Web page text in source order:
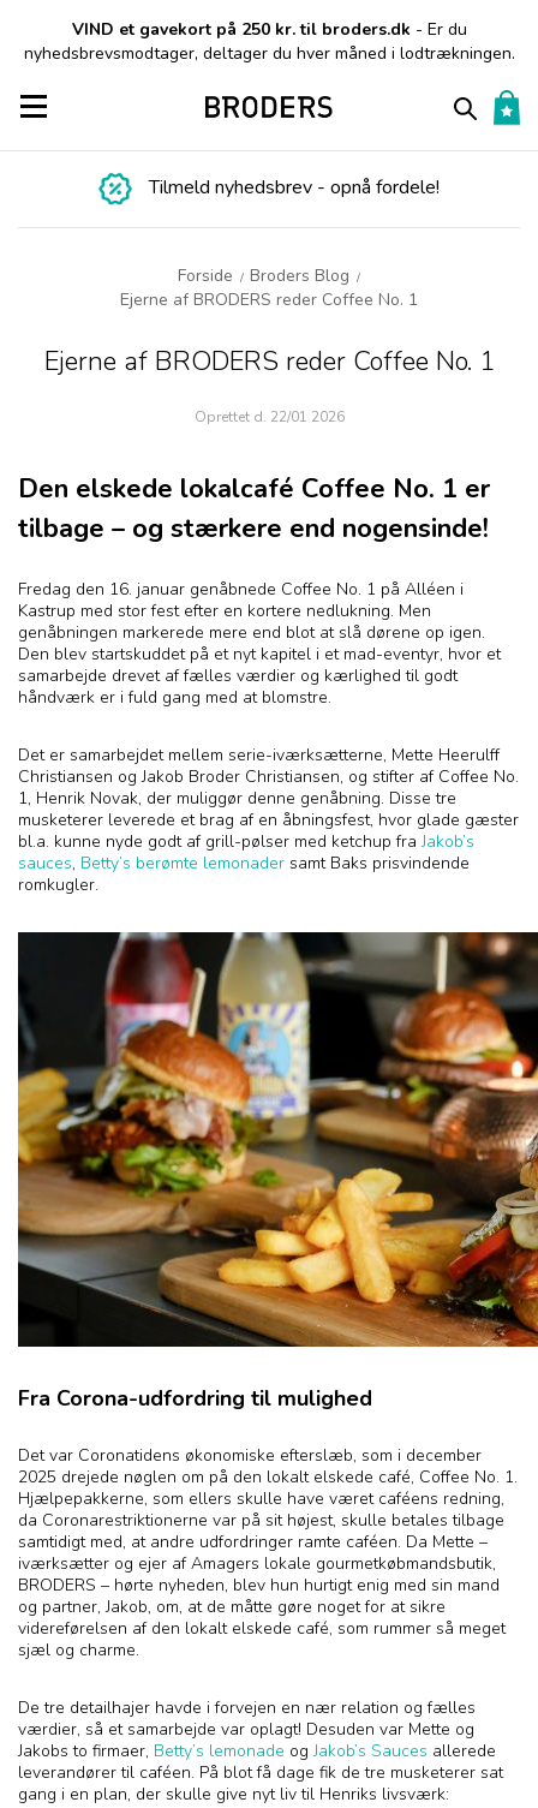
VIND et gavekort på 250 kr. til broders.dk - Er du
nyhedsbrevsmodtager, deltager du hver måned i lodtrækningen.
Toggle navigation
Tilmeld nyhedsbrev - opnå fordele!
Forside / Broders Blog /
Ejerne af BRODERS reder Coffee No. 1
Ejerne af BRODERS reder Coffee No. 1
Oprettet d. 22/01 2026
Den elskede lokalcafé Coffee No. 1 er
tilbage – og stærkere end nogensinde!
Fredag den 16. januar genåbnede Coffee No. 1 på Alléen i
Kastrup med stor fest efter en kortere nedlukning. Men
genåbningen markerede mere end blot at slå dørene op igen.
Den blev startskuddet på et nyt kapitel i et mad-eventyr, hvor et
samarbejde drevet af fælles værdier og kærlighed til godt
håndværk er i fuld gang med at blomstre.
Det er samarbejdet mellem serie-iværksætterne, Mette Heerulff
Christiansen og Jakob Broder Christiansen, og stifter af Coffee No.
1, Henrik Novak, der muliggør denne genåbning. Disse tre
musketerer leverede et brag af en åbningsfest, hvor glade gæster
bl.a. kunne nyde godt af grill-pølser med ketchup fraJakob’s
sauces, Betty’s berømte lemonader samt Baks prisvindende
romkugler.
Fra Corona-udfordring til mulighed
Det var Coronatidens økonomiske efterslæb, som i december
2025 drejede nøglen om på den lokalt elskede café, Coffee No. 1.
Hjælpepakkerne, som ellers skulle have været caféens redning,
da Coronarestriktionerne var på sit højest, skulle betales tilbage
samtidigt med, at andre udfordringer ramte caféen. Da Mette –
iværksætter og ejer af Amagers lokale gourmetkøbmandsbutik,
BRODERS – hørte nyheden, blev hun hurtigt enig med sin mand
og partner, Jakob, om, at de måtte gøre noget for at sikre
videreførelsen af den lokalt elskede café, som rummer så meget
sjæl og charme.
De tre detailhajer havde i forvejen en nær relation og fælles
værdier, så et samarbejde var oplagt! Desuden var Mette og
Jakobs to firmaer, Betty’s lemonade ogJakob’s Sauces allerede
leverandører til caféen. På blot få dage fik de tre musketerer sat
gang i en plan, der skulle give nyt liv til Henriks livsværk: